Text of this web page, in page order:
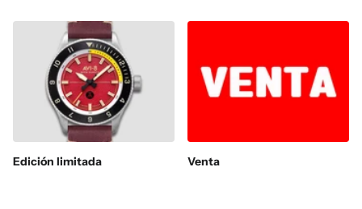
Edición limitada Venta